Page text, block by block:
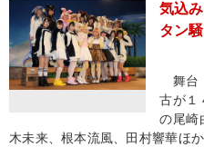
気込
タン騒
舞台
古が１
の尾崎
木未来、根本流風、田村響華ほ